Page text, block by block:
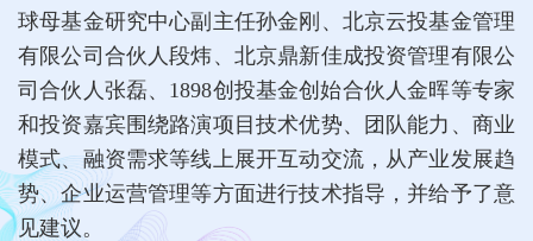
球母基金研究中心副主任孙金刚、北京云投基金管理
有限公司合伙人段炜、北京鼎新佳成投资管理有限公
司合伙人张磊、1898创投基金创始合伙人金晖等专家
和投资嘉宾围绕路演项目技术优势、团队能力、商业
模式、融资需求等线上展开互动交流，从产业发展趋
势、企业运营管理等方面进行技术指导，并给予了意
见建议。